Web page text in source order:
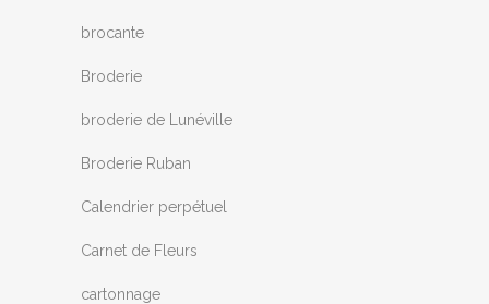
brocante
Broderie
broderie de Lunéville
Broderie Ruban
Calendrier perpétuel
Carnet de Fleurs
cartonnage